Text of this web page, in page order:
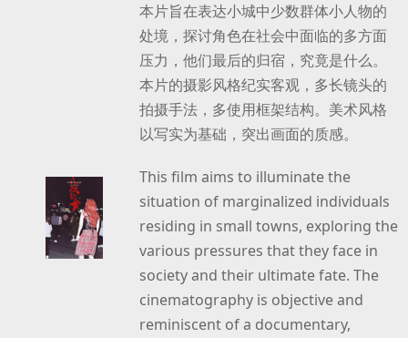
本片旨在表达小城中少数群体小人物的
处境，探讨角色在社会中面临的多方面
压力，他们最后的归宿，究竟是什么。
本片的摄影风格纪实客观，多长镜头的
拍摄手法，多使用框架结构。美术风格
以写实为基础，突出画面的质感。
This film aims to illuminate the
situation of marginalized individuals
residing in small towns, exploring the
various pressures that they face in
society and their ultimate fate. The
cinematography is objective and
reminiscent of a documentary,